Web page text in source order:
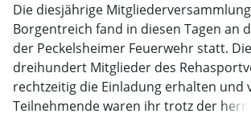
Die diesjährige Mitgliederversammlung
Borgentreich fand in diesen Tagen an
der Peckelsheimer Feuerwehr statt.
dreihundert Mitglieder des
rechtzeitig die Einladung erhalten und
Teilnehmende waren ihr trotz der